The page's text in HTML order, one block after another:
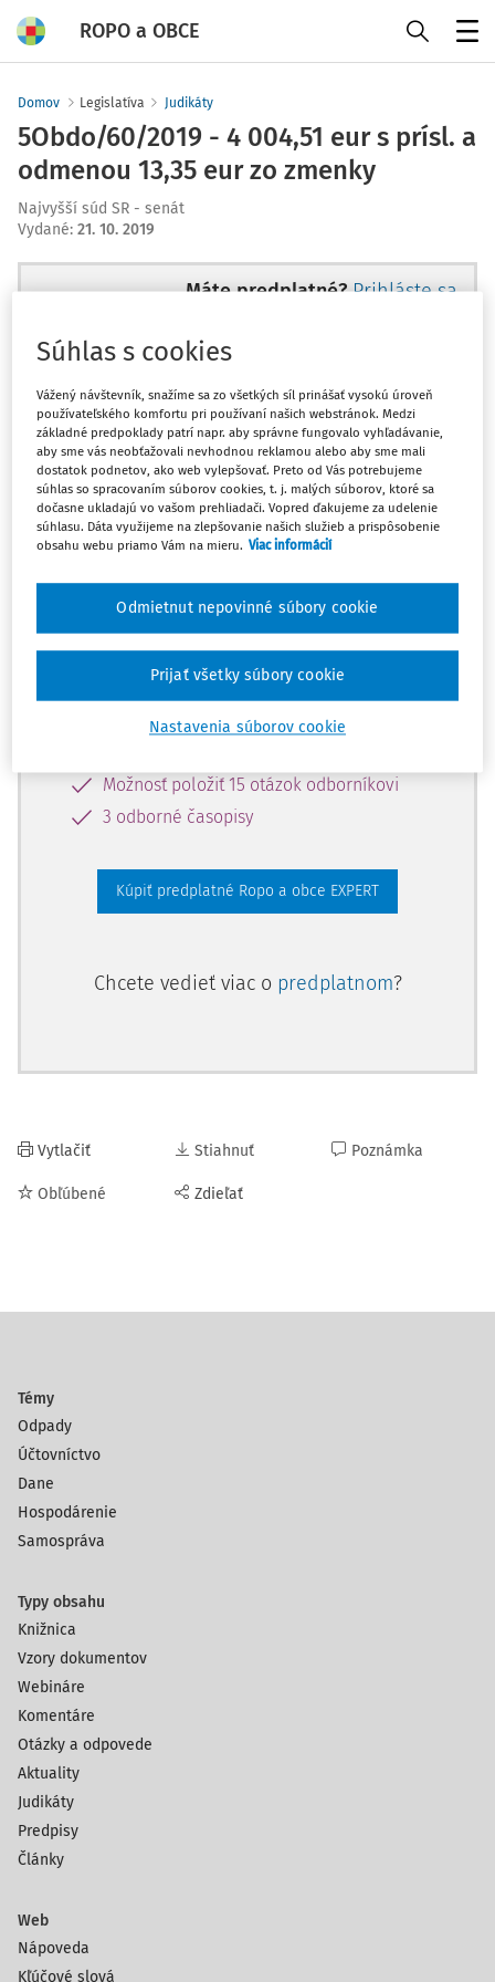
ROPO a OBCE
Domov Legislatíva Judikáty
5Obdo/60/2019 - 4 004,51 eur s prísl. a
odmenou 13,35 eur zo zmenky
Najvyšší súd SR - senát
Vydané: 21. 10. 2019
Máte predplatné? Prihláste sa
Tento dokument je len pre
predplatiteľov Ropo a obce
EXPERT.
Odomknite si prístup zakúpením
predplatného.
Vďaka tomu získate aj:
Odborné články z 5 oblastí
Predpisy, Judikatúra
Možnosť položiť 15 otázok odborníkovi
3 odborné časopisy
Kúpiť predplatné Ropo a obce EXPERT
Chcete vedieť viac o predplatnom?
Vytlačiť
Obľúbené
Stiahnuť
Zdieľať
Poznámka
Témy
Odpady
Účtovníctvo
Dane
Hospodárenie
Samospráva
Typy obsahu
Knižnica
Vzory dokumentov
Webináre
Komentáre
Otázky a odpovede
Aktuality
Judikáty
Predpisy
Články
Web
Nápoveda
Kľúčové slová
Súhlas s cookies
Vážený návštevník, snažíme sa zo všetkých síl prinášať vysokú úroveň
používateľského komfortu pri používaní našich webstránok. Medzi
základné predpoklady patrí napr. aby správne fungovalo vyhľadávanie,
aby sme vás neobťažovali nevhodnou reklamou alebo aby sme mali
dostatok podnetov, ako web vylepšovať. Preto od Vás potrebujeme
súhlas so spracovaním súborov cookies, t. j. malých súborov, ktoré sa
dočasne ukladajú vo vašom prehliadači. Vopred ďakujeme za udelenie
súhlasu. Dáta využijeme na zlepšovanie našich služieb a prispôsobenie
obsahu webu priamo Vám na mieru. Viac informácií
Nastavenia súborov cookie
Odmietnut nepovinné súbory cookie
Prijať všetky súbory cookie